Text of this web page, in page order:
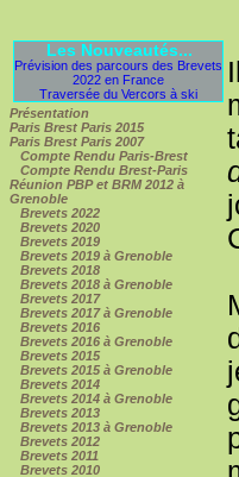
Les Nouveautés...
Prévision des parcours des Brevets
2022 en France
Traversée du Vercors à ski
Présentation
Paris Brest Paris 2015
Paris Brest Paris 2007
Compte Rendu Paris-Brest
Compte Rendu Brest-Paris
Réunion PBP et BRM 2012 à
Grenoble
Brevets 2022
Brevets 2020
Brevets 2019
Brevets 2019 à Grenoble
Brevets 2018
Brevets 2018 à Grenoble
Brevets 2017
Brevets 2017 à Grenoble
Brevets 2016
Brevets 2016 à Grenoble
Brevets 2015
Brevets 2015 à Grenoble
Brevets 2014
Brevets 2014 à Grenoble
Brevets 2013
Brevets 2013 à Grenoble
Brevets 2012
Brevets 2011
Brevets 2010